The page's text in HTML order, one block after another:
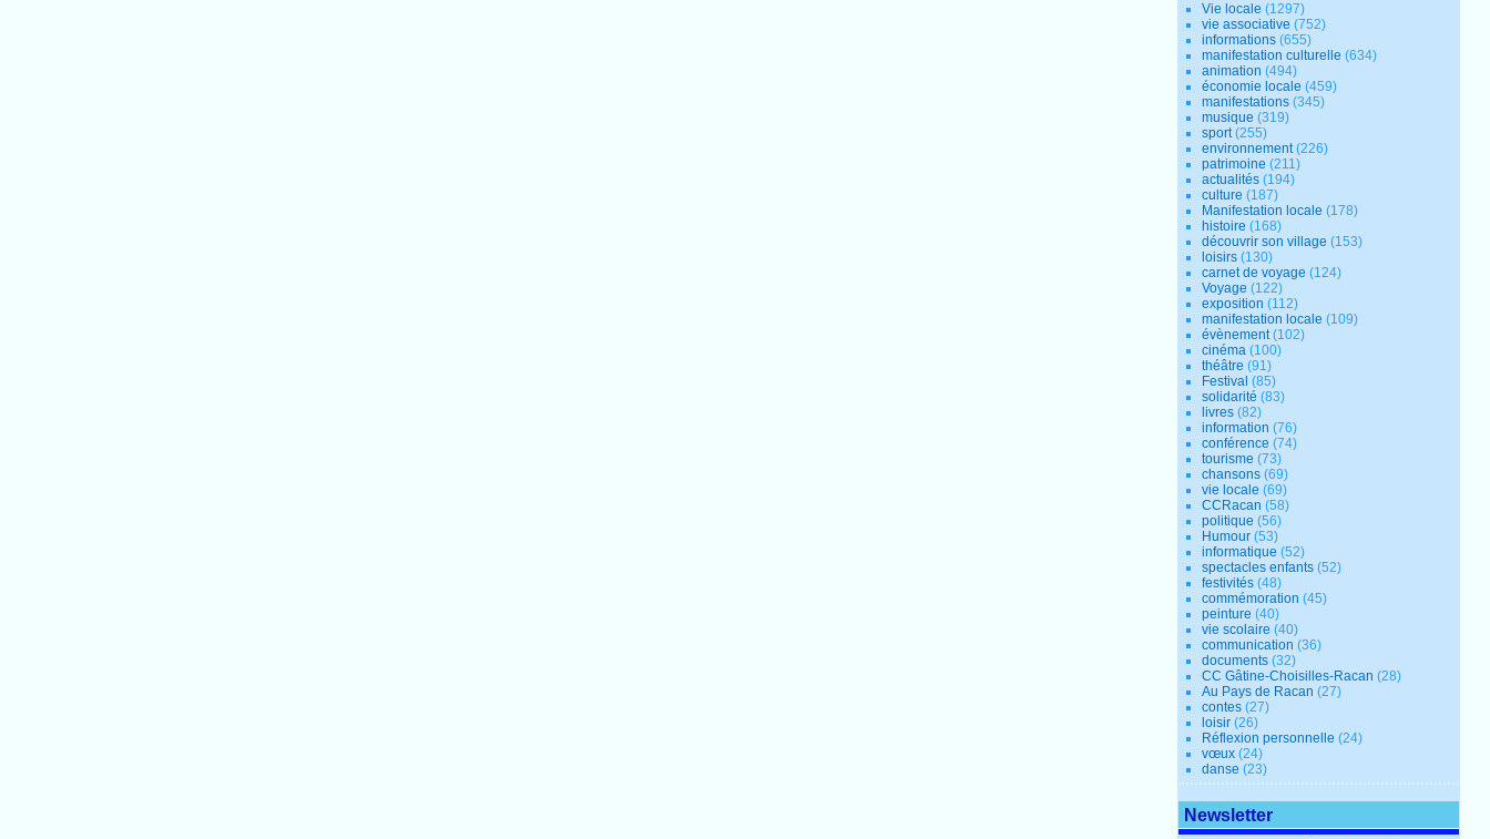
Vie locale (1297)
vie associative (752)
informations (655)
manifestation culturelle (634)
animation (494)
économie locale (459)
manifestations (345)
musique (319)
sport(255)
environnement(226)
patrimoine (211)
actualités (194)
culture (187)
Manifestation locale (178)
histoire (168)
découvrir son village (153)
loisirs (130)
carnet de voyage (124)
Voyage (122)
exposition (112)
manifestation locale (109)
évènement(102)
cinéma (100)
théâtre (91)
Festival (85)
solidarité (83)
livres (82)
information (76)
conférence (74)
tourisme (73)
chansons (69)
vie locale (69)
CCRacan (58)
politique (56)
Humour (53)
informatique (52)
spectacles enfants (52)
festivités (48)
commémoration (45)
peinture (40)
vie scolaire (40)
communication (36)
documents (32)
CC Gâtine-Choisilles-Racan (28)
Au Pays de Racan (27)
contes (27)
loisir (26)
Réflexion personnelle (24)
vœux (24)
danse (23)
Newsletter